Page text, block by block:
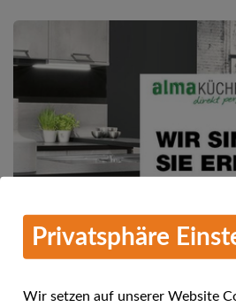
Privatsphäre
Wir setzen auf unserer Website